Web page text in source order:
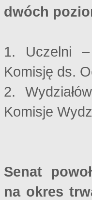
dwóch
1. Uczelni –
Komisję ds.
2.
Komisje
Senat
na okres